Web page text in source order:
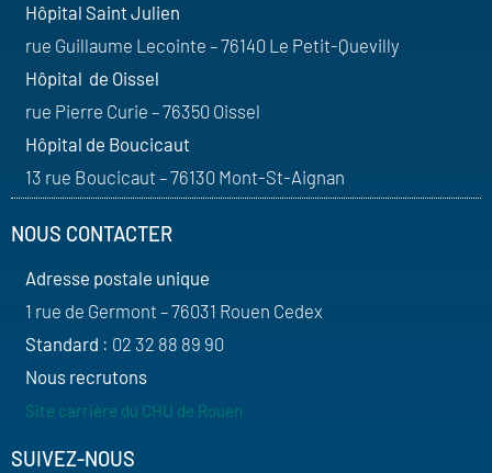
Hôpital Saint Julien
rue Guillaume Lecointe – 76140 Le Petit-Quevilly
Hôpital de Oissel
rue Pierre Curie – 76350 Oissel
Hôpital de Boucicaut
13 rue Boucicaut – 76130 Mont-St-Aignan
NOUS CONTACTER
Adresse postale unique
1 rue de Germont – 76031 Rouen Cedex
Standard : 02 32 88 89 90
Nous recrutons
Site carrière du CHU de Rouen
SUIVEZ-NOUS